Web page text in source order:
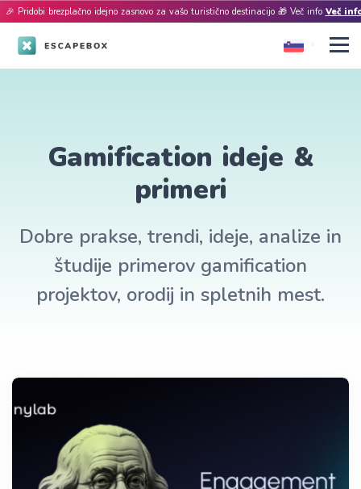
🎉 Pridobi brezplačno idejno zasnovo za vašo turistično destinacijo 🎁 Več info Več
Gamification ideje &
primeri
Dobre prakse, trendi, ideje, analize in
študije primerov gamification
projektov, orodij in spletnih mest.